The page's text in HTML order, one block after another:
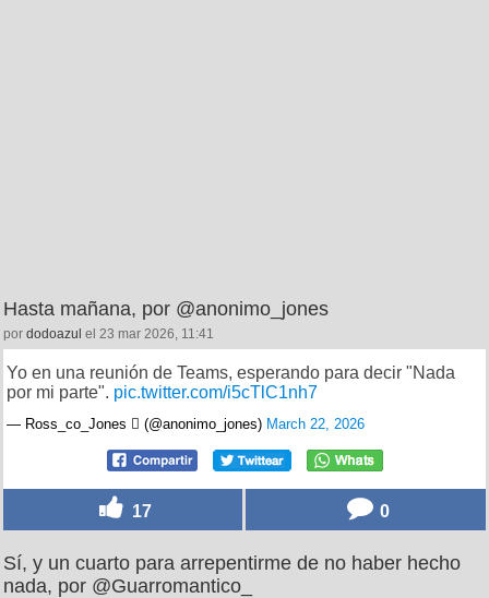
Hasta mañana, por @anonimo_jones
por dodoazul el 23 mar 2026, 11:41
Yo en una reunión de Teams, esperando para decir "Nada
por mi parte". pic.twitter.com/i5cTlC1nh7
— Ross_co_Jones  (@anonimo_jones) March 22, 2026
17 0
Sí, y un cuarto para arrepentirme de no haber hecho
nada, por @Guarromantico_